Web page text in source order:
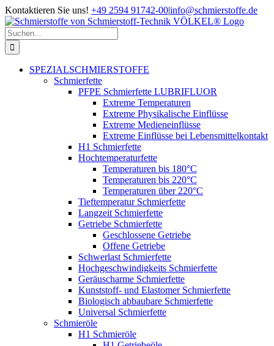
Zum
Inhalt
springen
Kontaktieren Sie uns! +49 2594 91742-00|info@schmierstoffe.de
Suche
nach:
SPEZIALSCHMIERSTOFFE
Schmierfette
PFPE Schmierfette LUBRIFLUOR
Extreme Temperaturen
Extreme Physikalische Einflüsse
Extreme Medieneinflüsse
Extreme Einflüsse bei Lebensmittelkontakt
H1 Schmierfette
Hochtemperaturfette
Temperaturen bis 180°C
Temperaturen bis 220°C
Temperaturen über 220°C
Tieftemperatur Schmierfette
Langzeit Schmierfette
Getriebe Schmierfette
Geschlossene Getriebe
Offene Getriebe
Schwerlast Schmierfette
Hochgeschwindigkeits Schmierfette
Geräuscharme Schmierfette
Kunststoff- und Elastomer Schmierfette
Biologisch abbaubare Schmierfette
Universal Schmierfette
Schmieröle
H1 Schmieröle